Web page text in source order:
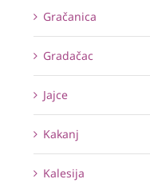
Gračanica
Gradačac
Jajce
Kakanj
Kalesija